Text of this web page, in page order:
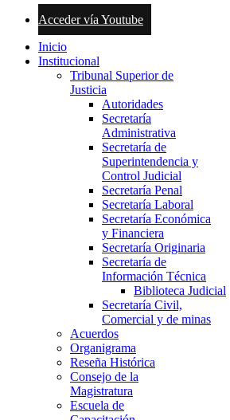
Acceder vía Youtube
Inicio
Institucional
Tribunal Superior de
Justicia
Autoridades
Secretaría
Administrativa
Secretaría de
Superintendencia y
Control Judicial
Secretaría Penal
Secretaría Laboral
Secretaría Económica
y Financiera
Secretaría Originaria
Secretaría de
Información Técnica
Biblioteca Judicial
Secretaría Civil,
Comercial y de minas
Acuerdos
Organigrama
Reseña Histórica
Consejo de la
Magistratura
Escuela de